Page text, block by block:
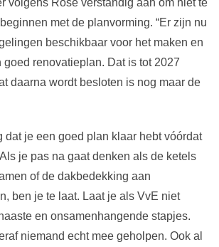
met de planvorming. “Er zijn nu
beschikbaar voor het maken en
goed renovatieplan. Dat is tot 2027
daarna wordt besloten is nog maar de
dat je een goed plan klaar hebt vóórdat
je pas na gaat denken als de ketels
of de dakbedekking aan
ben je te laat. Laat je als VvE niet
en onsamenhangende stapjes.
niemand echt mee geholpen. Ook al